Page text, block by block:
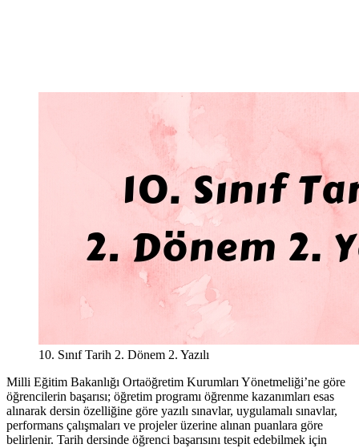
10. Sınıf Tarih 2. Dönem 2. Yazılı
Milli Eğitim Bakanlığı Ortaöğretim Kurumları Yönetmeliği’ne göre
öğrencilerin başarısı; öğretim programı öğrenme kazanımları esas
alınarak dersin özelliğine göre yazılı sınavlar, uygulamalı sınavlar,
performans çalışmaları ve projeler üzerine alınan puanlara göre
belirlenir. Tarih dersinde öğrenci başarısını tespit edebilmek için